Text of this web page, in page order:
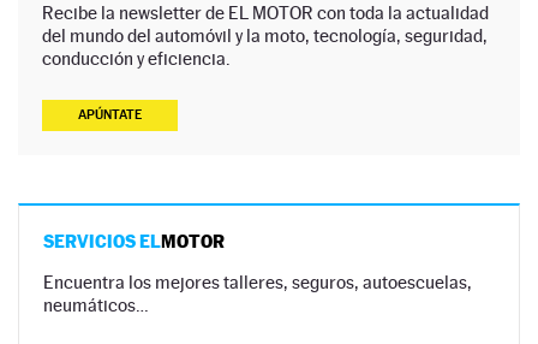
Recibe la newsletter de EL MOTOR con toda la actualidad
del mundo del automóvil y la moto, tecnología, seguridad,
conducción y eficiencia.
APÚNTATE
SERVICIOS ELMOTOR
Encuentra los mejores talleres, seguros, autoescuelas,
neumáticos…